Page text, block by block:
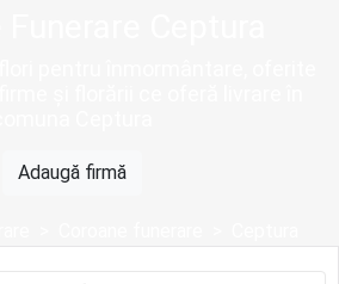
Adaugă firmă